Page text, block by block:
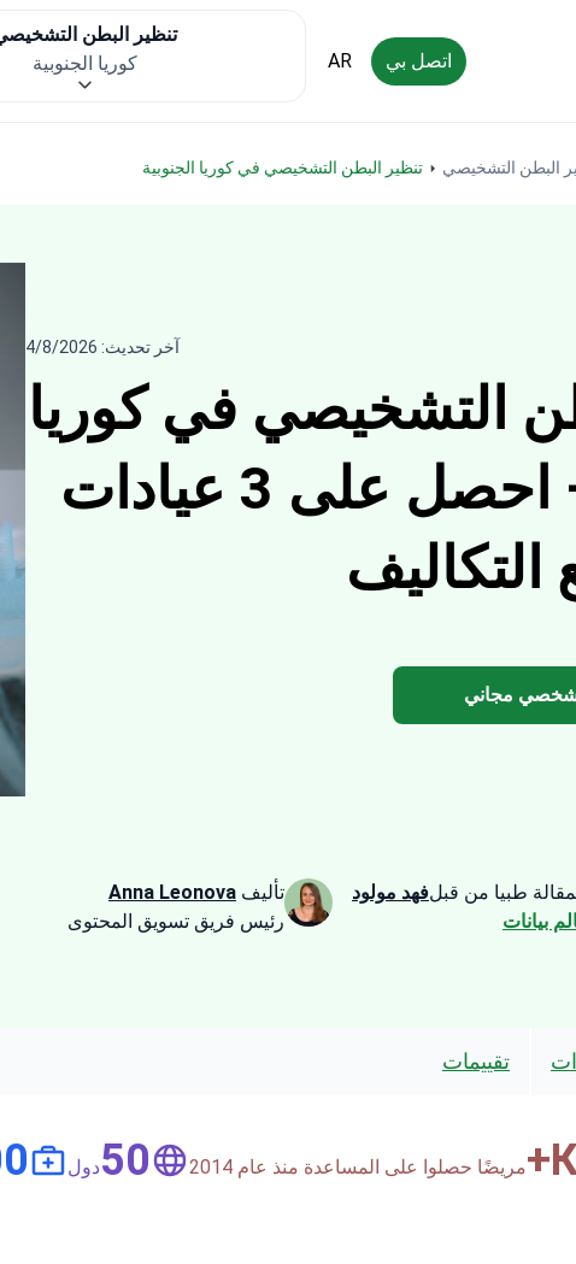
اتصل بي AR
البطن التشخيصي تنظير البطن التشخيصي في كوريا الجنوبية
تنظير البطن
كوريا الجنوبية
آخر تحديث: 4/8/2026
التشخيصي في كوريا
الجنوبية — احصل على 3 عيادات
مجاني
طبيا من قبلفهد مولود
بيانات
تأليف Anna Leonova
رئيس فريق تسويق المحتوى
تقييمات
مريضًا حصلوا على المساعدة منذ عام 2014 50دول